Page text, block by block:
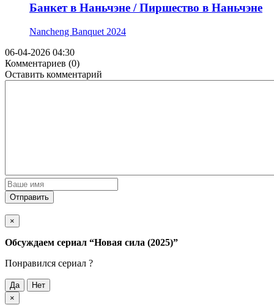
Банкет в Наньчэне / Пиршество в Наньчэне
Nancheng Banquet 2024
06-04-2026 04:30
Комментариев (0)
Оставить комментарий
Отправить
×
Обсуждаем cериал “Новая сила (2025)”
Понравился cериал ?
Да
Нет
×